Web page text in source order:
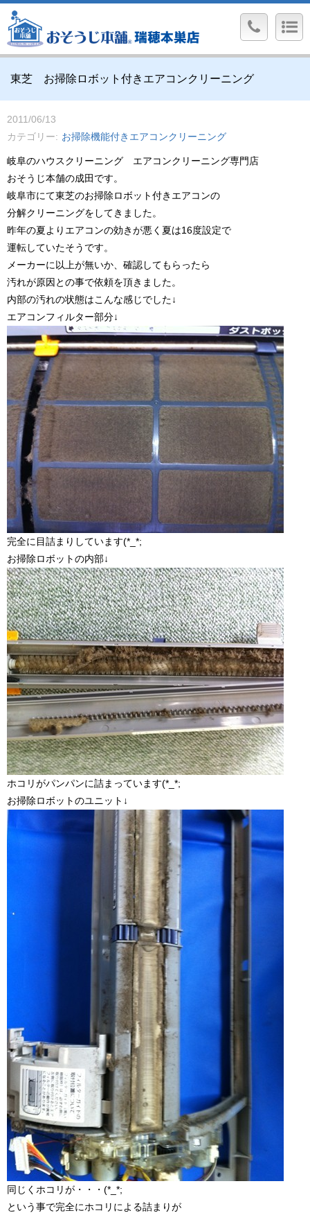
東芝 お掃除ロボット付きエアコンクリーニング
2011/06/13
カテゴリー
お掃除機能付きエアコンクリーニング
岐阜のハウスクリーニング エアコンクリーニング専門店
おそうじ本舗の成田です。
岐阜市にて東芝のお掃除ロボット付きエアコンの
分解クリーニングをしてきました。
昨年の夏よりエアコンの効きが悪く夏は16度設定で
運転していたそうです。
メーカーに以上が無いか、確認してもらったら
汚れが原因との事で依頼を頂きました。
内部の汚れの状態はこんな感じでした↓
エアコンフィルター部分↓
完全に目詰まりしています(*_*;
お掃除ロボットの内部↓
ホコリがパンパンに詰まっています(*_*;
お掃除ロボットのユニット↓
同じくホコリが・・・(*_*;
という事で完全にホコリによる詰まりが